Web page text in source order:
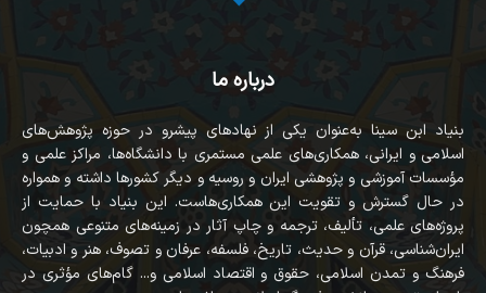
درباره ما
بنیاد ابن سینا به‌عنوان یکی از نهادهای پیشرو در حوزه پژوهش‌های
اسلامی و ایرانی، همکاری‌های علمی مستمری با دانشگاه‌ها، مراکز علمی و
مؤسسات آموزشی و پژوهشی ایران و روسیه و دیگر کشورها داشته و همواره
در حال گسترش و تقویت این همکاری‌هاست. این بنیاد با حمایت از
پروژه‌های علمی، تألیف، ترجمه و چاپ آثار در زمینه‌های متنوعی همچون
ایران‌شناسی، قرآن‌ و حدیث، تاریخ، فلسفه، عرفان و تصوف، هنر و ادبیات،
فرهنگ و تمدن اسلامی، حقوق و اقتصاد اسلامی و... گام‌های مؤثری در